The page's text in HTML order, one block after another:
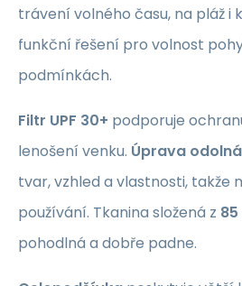
trávení volného času, na pláž i
funkční řešení pro volnost
podmínkách.
Filtr UPF 30+ podporuje
lenošení venku. Úprava
tvar, vzhled a vlastnosti, takže
používání. Tkanina složená z
pohodlná a dobře padne.